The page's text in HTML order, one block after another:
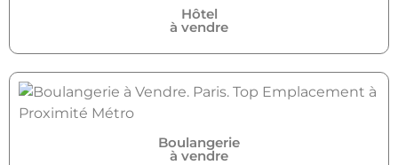
Hôtel
à vendre
Boulangerie
à vendre